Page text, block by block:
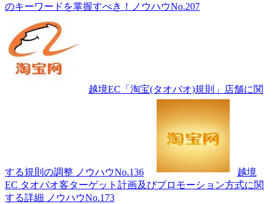
のキーワードを掌握すべき！ノウハウNo.207
越境EC「淘宝(タオバオ)規則」店舗に関
する規則の調整 ノウハウNo.136
越境
EC タオバオ客ターゲット計画及びプロモーション方式に関
する詳細 ノウハウNo.173